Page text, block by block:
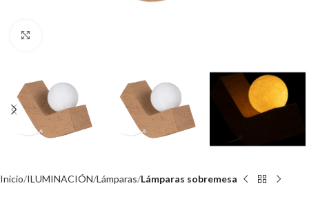
Inicio ILUMINACIÓN Lámparas Lámparas sobremesa